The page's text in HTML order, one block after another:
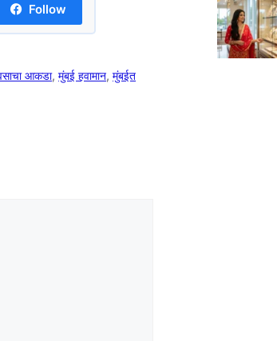
Follow
आकडा,मुंबई हवामान,मुंबईत